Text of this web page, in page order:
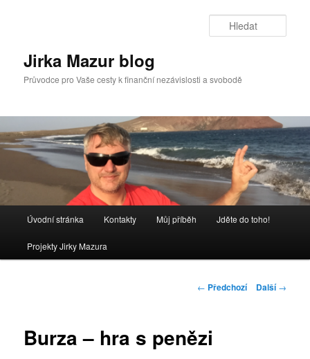
Jirka Mazur blog
Průvodce pro Vaše cesty k finanční nezávislosti a svobodě
navigační
Úvodní stránka Kontakty Můj příběh Jděte do toho!
Projekty Jirky Mazura
Navigace
← Předchozí Další→
Burza – hra s penězi